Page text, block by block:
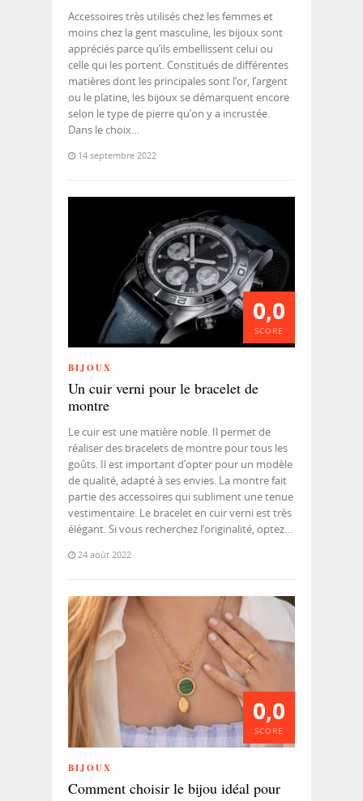
Accessoires très utilisés chez les femmes et
moins chez la gent masculine, les bijoux sont
appréciés parce qu’ils embellissent celui ou
celle qui les portent. Constitués de différentes
matières dont les principales sont l’or, l’argent
ou le platine, les bijoux se démarquent encore
selon le type de pierre qu’on y a incrustée.
Dans le choix…
14 septembre 2022
0,0
SCORE
BIJOUX
Un cuir verni pour le bracelet de
montre
Le cuir est une matière noble. Il permet de
réaliser des bracelets de montre pour tous les
goûts. Il est important d’opter pour un modèle
de qualité, adapté à ses envies. La montre fait
partie des accessoires qui subliment une tenue
vestimentaire. Le bracelet en cuir verni est très
élégant. Si vous recherchez l’originalité, optez…
24 août 2022
0,0
SCORE
BIJOUX
Comment choisir le bijou idéal pour